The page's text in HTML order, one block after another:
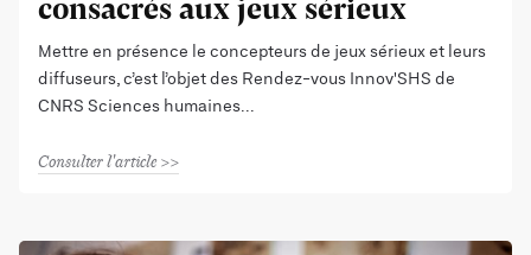
Mettre en présence le concepteurs de jeux sérieux et leurs
diffuseurs, c’est l’objet des Rendez-vous Innov'SHS de
CNRS Sciences humaines
Consulter l'article